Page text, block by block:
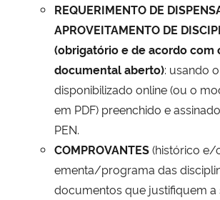
REQUERIMENTO DE
APROVEITAMENTO DE
(obrigatório e de acordo com
documental aberto): usando
disponibilizado online (ou o
em PDF) preenchido e
PEN.
COMPROVANTES(histórico e/
ementa/programa das
documentos que justifiquem a